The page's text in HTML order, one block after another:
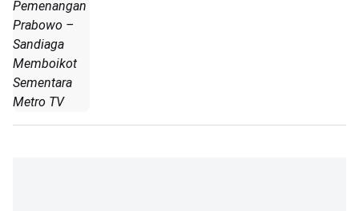
Pemenangan
Prabowo –
Sandiaga
Memboikot
Sementara
Metro TV